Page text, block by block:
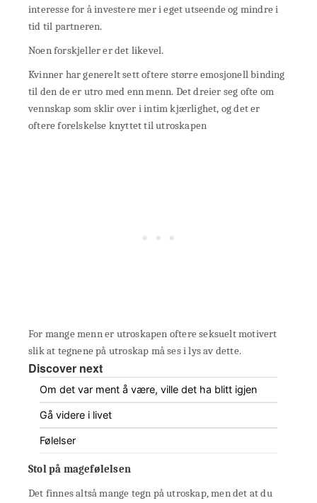
interesse for å investere mer i eget utseende og mindre i
tid til partneren.
Noen forskjeller er det likevel.
Kvinner har generelt sett oftere større emosjonell binding
til den de er utro med enn menn. Det dreier seg ofte om
vennskap som sklir over i intim kjærlighet, og det er
oftere forelskelse knyttet til utroskapen
For mange menn er utroskapen oftere seksuelt motivert
slik at tegnene på utroskap må ses i lys av dette.
Discover next
Om det var ment å være, ville det ha blitt igjen
Gå videre i livet
Følelser
Stol på magefølelsen
Det finnes altså mange tegn på utroskap, men det at du